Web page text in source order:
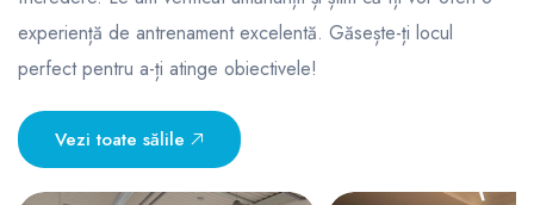
experiență de antrenament excelentă. Găsește-ți locul
perfect pentru a-ți atinge obiectivele!
Vezi toate sălile